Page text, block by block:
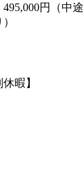
495,000円（中
暇】